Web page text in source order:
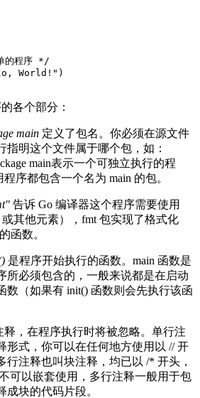
的程序 */
World!")
各个部分：
main 定义了包名。你必须在源文件
指明这个文件属于哪个包，如：
main表示一个可独立执行的程
序都包含一个名为 main 的包。
告诉 Go 编译器这个程序需要使用
其他元素），fmt 包实现了格式化
函数。
是程序开始执行的函数。main 函数是
所必须包含的，一般来说都是在启动
数（如果有 init() 函数则会先执行该函
，在程序执行时将被忽略。单行注
形式，你可以在任何地方使用以 // 开
行注释也叫块注释，均已以 /* 开头，
可以嵌套使用，多行注释一般用于包
成块的代码片段。